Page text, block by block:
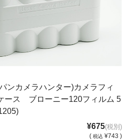
ンカメラハンター)カメラフィ
ース ブローニー120フィルム 5
¥675(税別)
( 税込 ¥743 )